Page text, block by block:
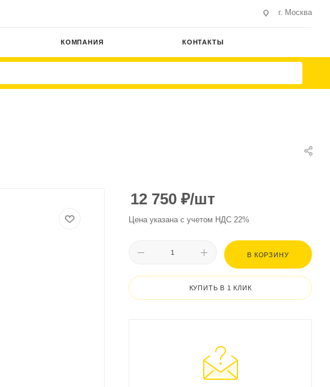
г. Москва
КОМПАНИЯ КОНТАКТЫ
12 750 ₽/шт
Цена указана с учетом НДС 22%
В КОРЗИНУ
КУПИТЬ В 1 КЛИК